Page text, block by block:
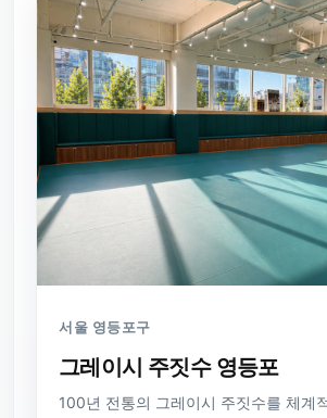
서울 영등포구
그레이시 주짓수 영등포
100년 전통의 그레이시 주짓수를 체계